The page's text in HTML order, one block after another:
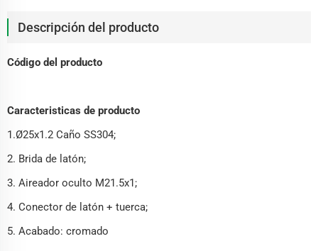
Descripción del producto
Código del producto
Caracteristicas de producto
1.Ø25x1.2 Caño SS304;
2. Brida de latón;
3. Aireador oculto M21.5x1;
4. Conector de latón + tuerca;
5. Acabado: cromado